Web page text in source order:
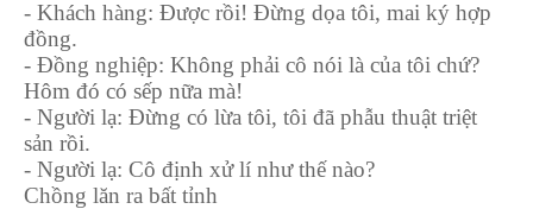
- Khách hàng: Được rồi! Đừng dọa tôi, mai ký hợp
đồng.
- Đồng nghiệp: Không phải cô nói là của tôi chứ?
Hôm đó có sếp nữa mà!
- Người lạ: Đừng có lừa tôi, tôi đã phẫu thuật triệt
sản rồi.
- Người lạ: Cô định xử lí như thế nào?
Chồng lăn ra bất tỉnh